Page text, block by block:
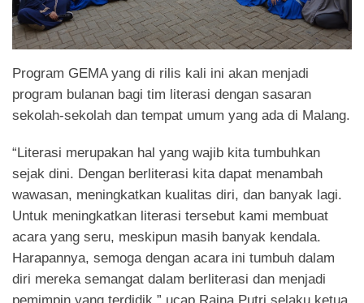
Program GEMA yang di rilis kali ini akan menjadi
program bulanan bagi tim literasi dengan sasaran
sekolah-sekolah dan tempat umum yang ada di Malang.
“Literasi merupakan hal yang wajib kita tumbuhkan
sejak dini. Dengan berliterasi kita dapat menambah
wawasan, meningkatkan kualitas diri, dan banyak lagi.
Untuk meningkatkan literasi tersebut kami membuat
acara yang seru, meskipun masih banyak kendala.
Harapannya, semoga dengan acara ini tumbuh dalam
diri mereka semangat dalam berliterasi dan menjadi